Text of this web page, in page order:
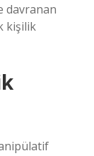
davranan
kişilik